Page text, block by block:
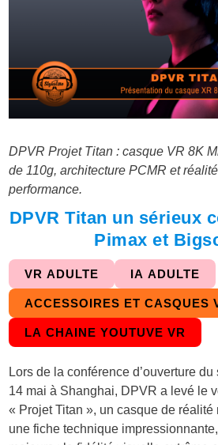
DPVR Projet Titan : casque VR 8K
de 110g, architecture PCMR et
performance.
DPVR Titan un sérieux
Pimax et
VR ADULTE IA ADULTE
ACCESSOIRES ET CASQUES
LA CHAINE YOUTUVE VR
Lors de la conférence d’ouverture
14 mai à Shanghai, DPVR a levé le
« Projet Titan », un casque de réalité
une fiche technique